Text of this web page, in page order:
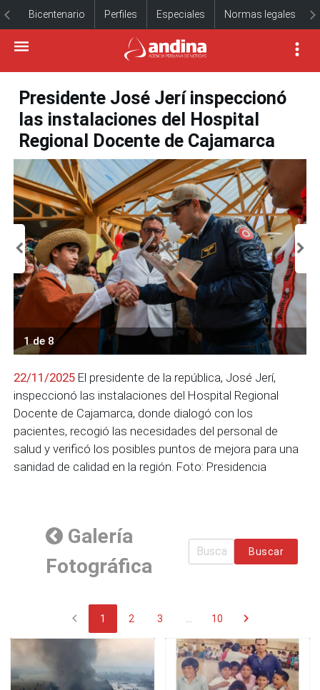
Bicentenario Perfiles Especiales Normas legales
Presidente José Jerí inspeccionó
las instalaciones del Hospital
Regional Docente de Cajamarca
1 de 8
22/11/2025 El presidente de la república, José Jerí,
inspeccionó las instalaciones del Hospital Regional
Docente de Cajamarca, donde dialogó con los
pacientes, recogió las necesidades del personal de
salud y verificó los posibles puntos de mejora para una
sanidad de calidad en la región. Foto: Presidencia
Galería
Fotográfica
Buscar
chevron_left 1 2 3 10 chevron_right